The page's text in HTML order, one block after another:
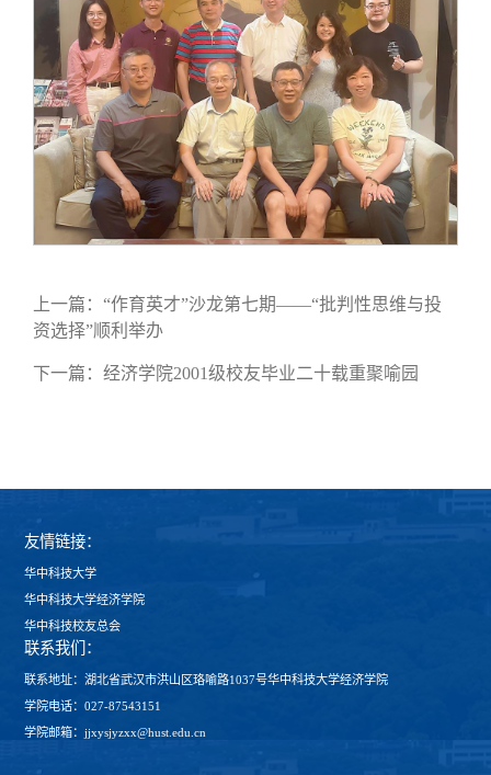
上一篇：“作育英才”沙龙第七期——“批判性思维与投
资选择”顺利举办
下一篇：经济学院2001级校友毕业二十载重聚喻园
友情链接：
华中科技大学
华中科技大学经济学院
华中科技校友总会
联系我们：
联系地址：湖北省武汉市洪山区珞喻路1037号华中科技大学经济学院
学院电话：027-87543151
学院邮箱：jjxysjyzxx@hust.edu.cn